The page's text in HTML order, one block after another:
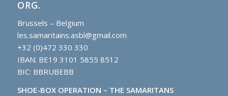
ORG.
Brussels – Belgium
les.samaritains.asbl@gmail.com
+32 (0)472 330 330
IBAN: BE19 3101 5855 8512
BIC: BBRUBEBB
SHOE-BOX OPERATION – THE SAMARITANS